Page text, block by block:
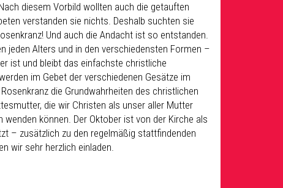
diesem Vorbild wollten auch die getauften
verstanden sie nichts. Deshalb suchten sie
Und auch die Andacht ist so entstanden.
jeden Alters und in den verschiedensten Formen –
ist und bleibt das einfachste christliche
im Gebet der verschiedenen Gesätze im
die Grundwahrheiten des christlichen
die wir Christen als unser aller Mutter
können. Der Oktober ist von der Kirche als
– zusätzlich zu den regelmäßig stattfindenden
wir sehr herzlich einladen.